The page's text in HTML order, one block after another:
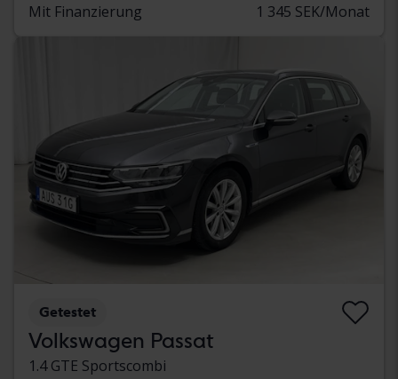
Mit Finanzierung 1 345 SEK/Monat
Getestet
Volkswagen Passat
1.4 GTE Sportscombi